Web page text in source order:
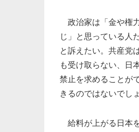
政治家は「金や権
じ」と思っている人
と訴えたい。共産党
も受け取らない、日
禁止を求めることが
きるのではないでし
給料が上がる日本